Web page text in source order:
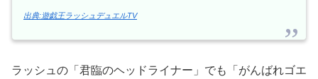
出典:遊戯王ラッシュデュエルTV
ラッシュの「君臨のヘッドライナー」でも「がんばれゴエ